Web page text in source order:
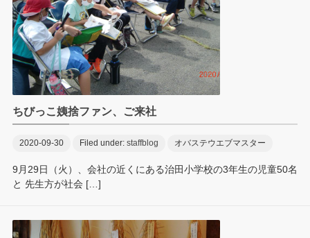
ちびっこ姨捨ファン、ご来社
2020-09-30 Filed under: staffblog オバステウエブマスター
9月29日（火）、会社の近くにある治田小学校の3年生の児童50名
と 先生方が社会 […]